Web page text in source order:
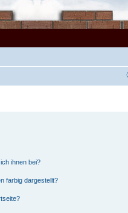
ihnen bei?
farbig dargestellt?